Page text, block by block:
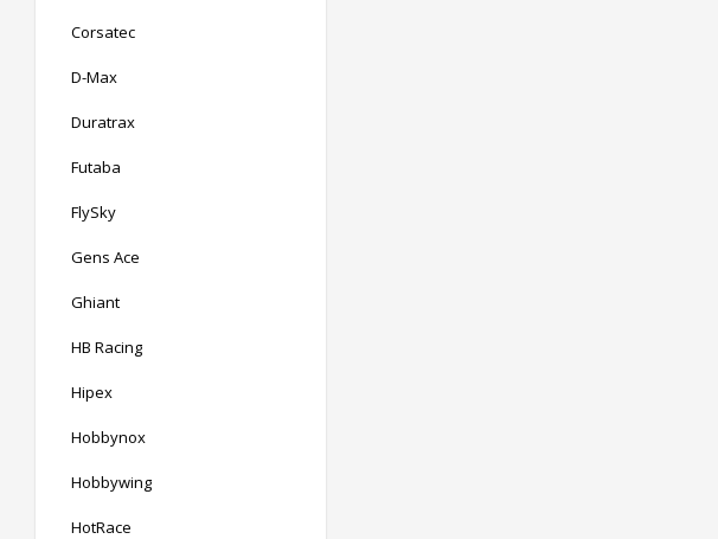
Corsatec
D-Max
Duratrax
Futaba
FlySky
Gens Ace
Ghiant
HB Racing
Hipex
Hobbynox
Hobbywing
HotRace